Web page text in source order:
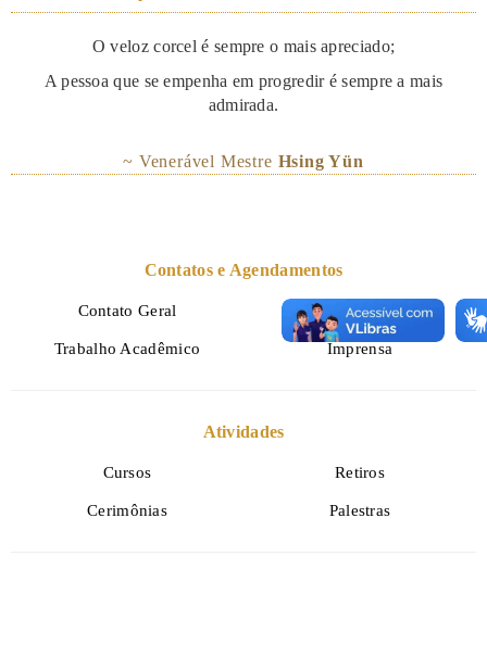
O veloz corcel é sempre o mais apreciado;
A pessoa que se empenha em progredir é sempre a mais
admirada.
~ Venerável Mestre Hsing Yün
Contatos e Agendamentos
Contato Geral Visita Guiada
Trabalho Acadêmico Imprensa
Atividades
Cursos Retiros
Cerimônias Palestras